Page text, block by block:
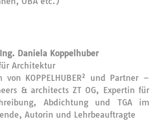
Daniela Koppelhuber
Architektur
von KOPPELHUBER² und Partner –
& architects ZT OG, Expertin für
Abdichtung und TGA im
Autorin und Lehrbeauftragte